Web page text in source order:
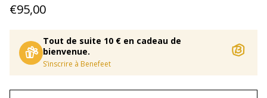
€95,00
Tout de suite 10 € en cadeau de
bienvenue.
S’inscrire à Benefeet